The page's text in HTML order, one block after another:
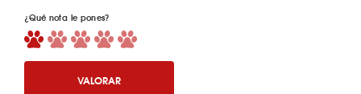
¿Qué nota le pones?
VALORAR